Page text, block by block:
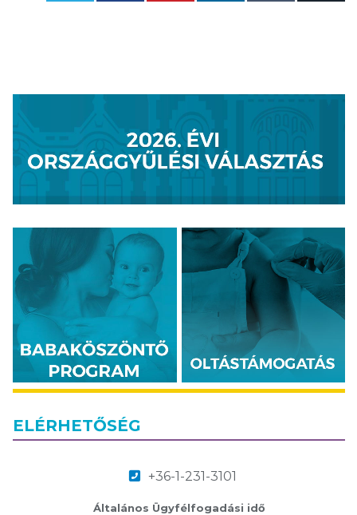
ELÉRHETŐSÉG
+36-1-231-3101
Általános Ügyfélfogadási idő